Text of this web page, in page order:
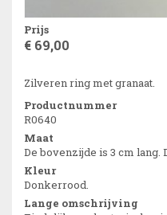
Prijs
€ 69,00
Zilveren ring met granaat.
Productnummer
R0640
Maat
De bovenzijde is 3 cm lang.
Kleur
Donkerrood.
Lange omschrijving